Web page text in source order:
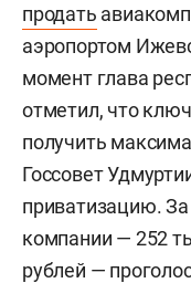
продать
аэропортом
момент глава
отметил, что
получить
Госсовет
приватизацию.
компании — 252
рублей —